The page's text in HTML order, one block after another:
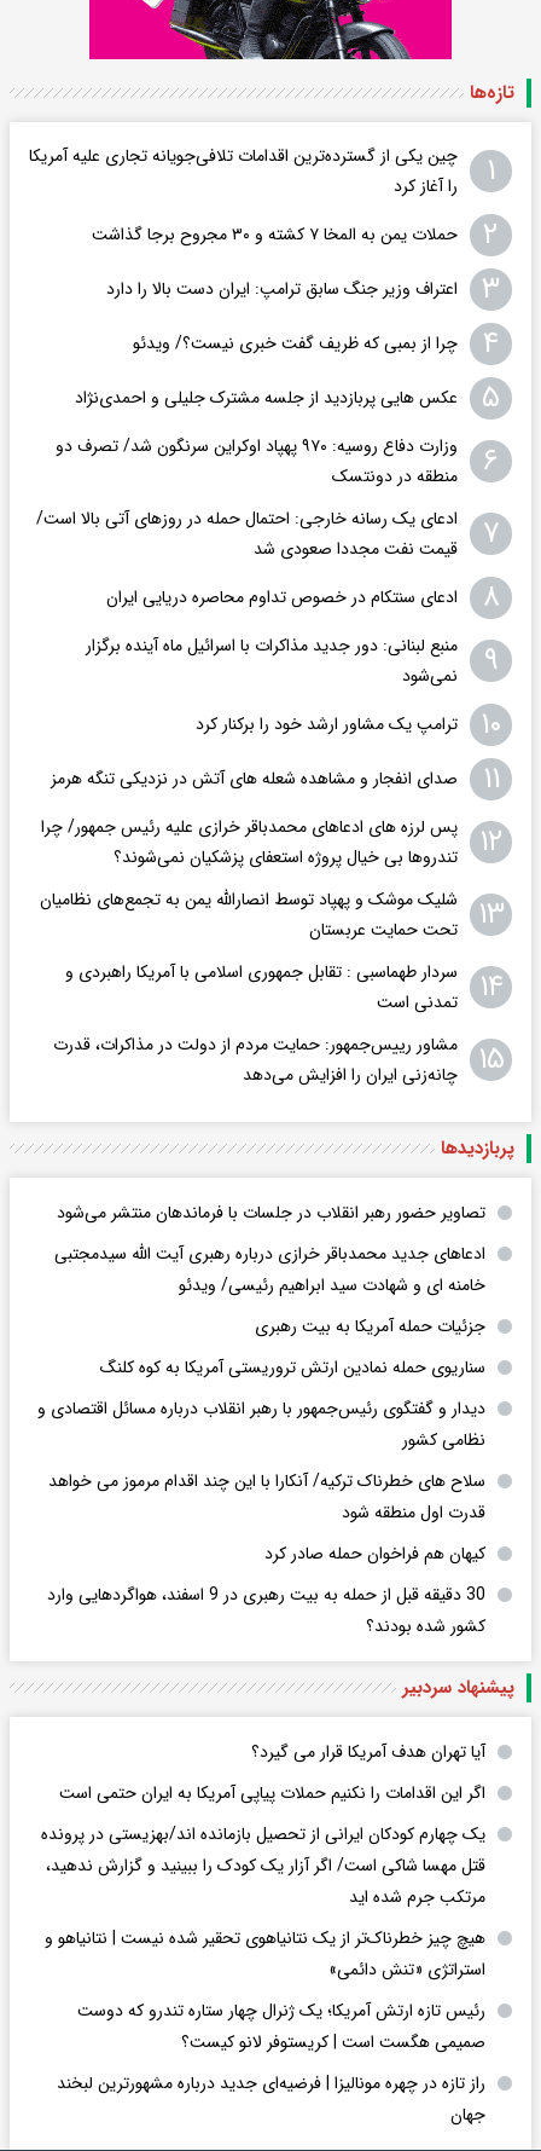
تازه‌ها
۱
چین یکی از گسترده‌ترین اقدامات تلافی‌جویانه تجاری علیه آمریکا
را آغاز کرد
۲ حملات یمن به المخا ۷ کشته و ۳۰ مجروح برجا گذاشت
۳ اعتراف وزیر جنگ سابق ترامپ: ایران دست بالا را دارد
۴ چرا از بمبی که ظریف گفت خبری نیست؟/ ویدئو
۵ عکس هایی پربازدید از جلسه مشترک جلیلی و احمدی‌نژاد
۶
وزارت دفاع روسیه: ۹۷۰ پهپاد اوکراین سرنگون شد/ تصرف دو
منطقه در دونتسک
۷
ادعای یک رسانه خارجی: احتمال حمله در روزهای آتی بالا است/
قیمت نفت مجددا صعودی شد
۸ ادعای سنتکام در خصوص تداوم محاصره دریایی ایران
۹
منبع لبنانی: دور جدید مذاکرات با اسرائیل ماه آینده برگزار
نمی‌شود
۱۰ ترامپ یک مشاور ارشد خود را برکنار کرد
۱۱ صدای انفجار و مشاهده شعله های آتش در نزدیکی تنگه هرمز
۱۲
پس لرزه های ادعاهای محمدباقر خرازی علیه رئیس جمهور/ چرا
تندروها بی خیال پروژه استعفای پزشکیان نمی‌شوند؟
۱۳
شلیک موشک و پهپاد توسط انصارالله یمن به تجمع‌های نظامیان‌
تحت حمایت عربستان
۱۴
سردار طهماسبی : تقابل جمهوری اسلامی با آمریکا راهبردی و
تمدنی است
۱۵
مشاور رییس‌جمهور: حمایت مردم از دولت در مذاکرات، قدرت
چانه‌زنی ایران را افزایش می‌دهد
پربازدید‌ها
تصاویر حضور رهبر انقلاب در جلسات با فرماندهان منتشر می‌شود
ادعاهای جدید محمدباقر خرازی درباره رهبری آیت الله سیدمجتبی
خامنه ای و شهادت سید ابراهیم رئیسی/ ویدئو
جزئیات حمله آمریکا به بیت رهبری
سناریوی حمله نمادین ارتش تروریستی آمریکا به کوه کلنگ
دیدار و گفتگوی رئیس‌جمهور با رهبر انقلاب درباره مسائل اقتصادی و
نظامی کشور
سلاح های خطرناک ترکیه/ آنکارا با این چند اقدام مرموز می خواهد
قدرت اول منطقه شود
کیهان هم فراخوان حمله صادر کرد
30 دقیقه قبل از حمله به بیت رهبری در 9 اسفند، هواگردهایی وارد
کشور شده بودند؟
پیشنهاد سردبیر
آیا تهران هدف آمریکا قرار می گیرد؟
اگر این اقدامات را نکنیم حملات پیاپی آمریکا به ایران حتمی است
یک چهارم کودکان ایرانی از تحصیل بازمانده اند/بهزیستی در پرونده
قتل مهسا شاکی است/ اگر آزار یک کودک را ببینید و گزارش ندهید،
مرتکب جرم شده اید
هیچ چیز خطرناک‌تر از یک نتانیاهوی تحقیر شده نیست | نتانیاهو و
استراتژی «تنش دائمی»
رئیس تازه ارتش آمریکا؛ یک ژنرال چهار ستاره تندرو که دوست
صمیمی هگست است | کریستوفر لانو کیست؟
راز تازه در چهره مونالیزا | فرضیه‌ای جدید درباره مشهورترین لبخند
جهان